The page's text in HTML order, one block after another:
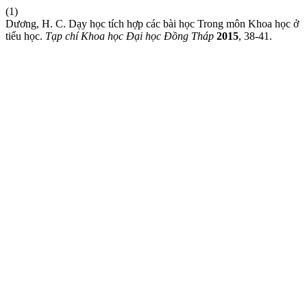
(1)
Dương, H. C. Dạy học tích hợp các bài học Trong môn Khoa học ở
tiểu học. Tạp chí Khoa học Đại học Đồng Tháp 2015, 38-41.